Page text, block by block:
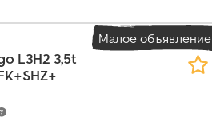
2 010 мм, общая ширина:1 940 мм,
безопасности, противотуманные
контроля тяги
Малое объявление
L3H2 3,5t